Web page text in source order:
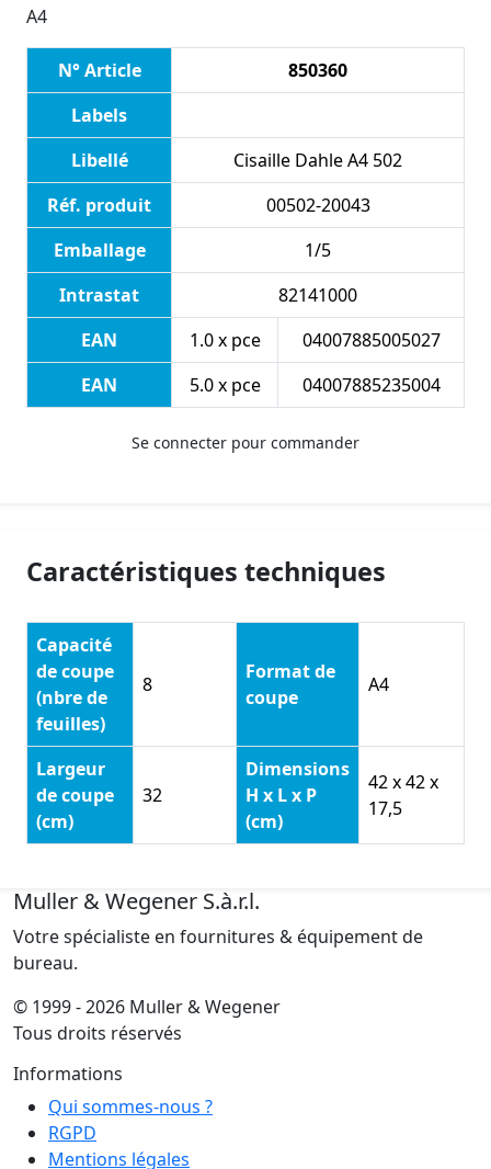
A4
N° Article
850360
Labels
Libellé
Cisaille Dahle A4 502
Réf. produit
00502-20043
Emballage
1/5
Intrastat
82141000
EAN
1.0 x pce
04007885005027
EAN
5.0 x pce 04007885235004
Se connecter pour commander
Caractéristiques techniques
Capacité
de coupe
(nbre de
feuilles)
8
Format de
coupe
A4
Largeur
de coupe
(cm)
32
Dimensions
H x L x P
(cm)
42 x 42 x
17,5
Muller & Wegener S.à.r.l.
Votre spécialiste en fournitures & équipement de
bureau.
© 1999 - 2026 Muller & Wegener
Tous droits réservés
Informations
Qui sommes-nous ?
RGPD
Mentions légales